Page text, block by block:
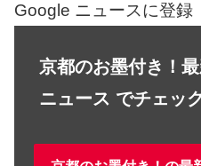
Google ニュースに登録
京都のお墨付き！
ニュース でチェッ